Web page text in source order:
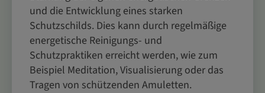
und die Entwicklung eines starken
Schutzschilds. Dies kann durch regelmäßige
energetische Reinigungs- und
Schutzpraktiken erreicht werden, wie zum
Beispiel Meditation, Visualisierung oder das
Tragen von schützenden Amuletten.